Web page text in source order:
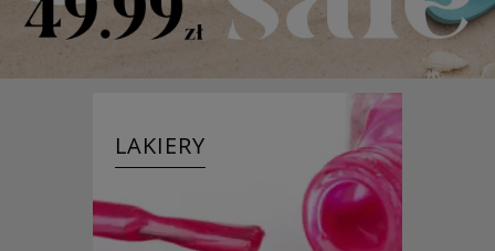
LAKIERY